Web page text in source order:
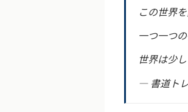
この世界
一つ一つ
世界は少
— 書道ト